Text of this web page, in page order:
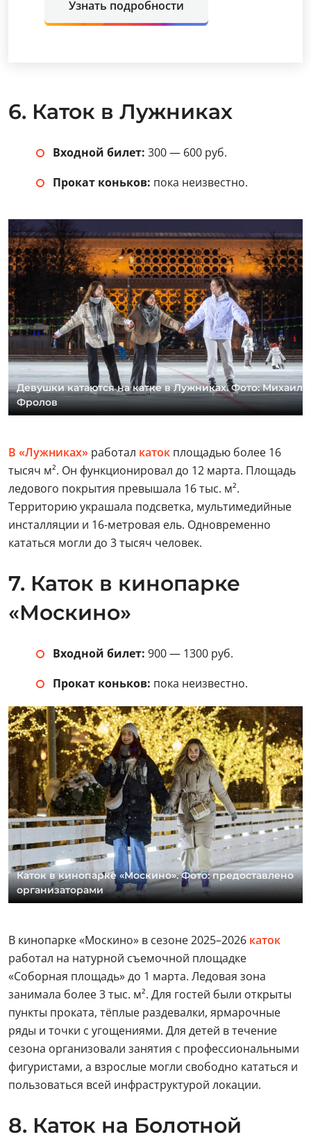
Узнать подробности
6. Каток в Лужниках
Входной билет: 300 — 600 руб.
Прокат коньков: пока неизвестно.
Девушки катаются на катке в Лужниках. Фото: Михаил
Фролов
В «Лужниках» работал каток площадью более 16
тысяч м². Он функционировал до 12 марта. Площадь
ледового покрытия превышала 16 тыс. м².
Территорию украшала подсветка, мультимедийные
инсталляции и 16-метровая ель. Одновременно
кататься могли до 3 тысяч человек.
7. Каток в кинопарке
«Москино»
Входной билет: 900 — 1300 руб.
Прокат коньков: пока неизвестно.
Каток в кинопарке «Москино». Фото: предоставлено
организаторами
В кинопарке «Москино» в сезоне 2025–2026 каток
работал на натурной съемочной площадке
«Соборная площадь» до 1 марта. Ледовая зона
занимала более 3 тыс. м². Для гостей были открыты
пункты проката, тёплые раздевалки, ярмарочные
ряды и точки с угощениями. Для детей в течение
сезона организовали занятия с профессиональными
фигуристами, а взрослые могли свободно кататься и
пользоваться всей инфраструктурой локации.
8. Каток на Болотной